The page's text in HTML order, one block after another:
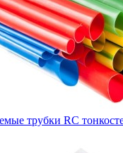
трубки RC